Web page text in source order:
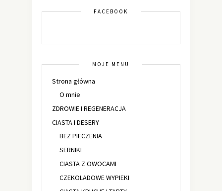
FACEBOOK
MOJE MENU
Strona główna
O mnie
ZDROWIE I REGENERACJA
CIASTA I DESERY
BEZ PIECZENIA
SERNIKI
CIASTA Z OWOCAMI
CZEKOLADOWE WYPIEKI